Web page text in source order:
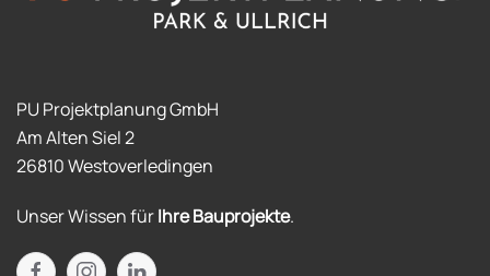
PU Projektplanung GmbH
Am Alten Siel 2
26810 Westoverledingen
Unser Wissen fürIhre Bauprojekte.